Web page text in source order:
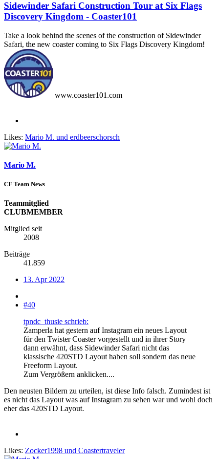
Sidewinder Safari Construction Tour at Six Flags
Discovery Kingdom - Coaster101
Take a look behind the scenes of the construction of Sidewinder
Safari, the new coaster coming to Six Flags Discovery Kingdom!
www.coaster101.com
Likes: Mario M. und erdbeerschorsch
Mario M.
CF Team News
Teammitglied
CLUBMEMBER
Mitglied seit
2008
Beiträge
41.859
13. Apr 2022
#40
tpndc_thusie schrieb:
Zamperla hat gestern auf Instagram ein neues Layout
für den Twister Coaster vorgestellt und in ihrer Story
dann erwähnt, dass Sidewinder Safari nicht das
klassische 420STD Layout haben soll sondern das neue
Freeform Layout.
Zum Vergrößern anklicken....
Den neusten Bildern zu urteilen, ist diese Info falsch. Zumindest ist
es nicht das Layout was auf Instagram zu sehen war und wohl doch
eher das 420STD Layout.
Likes: Zocker1998 und Coastertraveler